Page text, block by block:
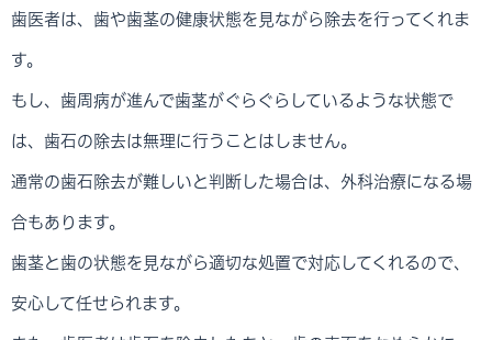
歯医者は、歯や歯茎の健康状態を見ながら除去を行ってくれま
す。
もし、歯周病が進んで歯茎がぐらぐらしているような状態で
は、歯石の除去は無理に行うことはしません。
通常の歯石除去が難しいと判断した場合は、外科治療になる場
合もあります。
歯茎と歯の状態を見ながら適切な処置で対応してくれるので、
安心して任せられます。